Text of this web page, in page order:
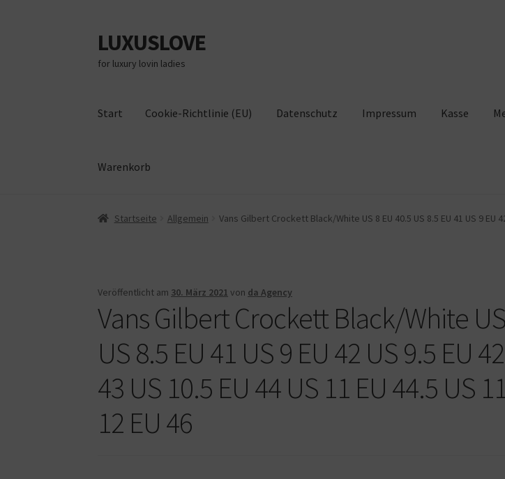
Zur
Navigation
springen
Zum
Inhalt
springen
LUXUSLOVE
for luxury lovin ladies
Start Cookie-Richtlinie (EU) Datenschutz Impressum Kasse
Warenkorb
Start Cookie-Richtlinie (EU) Datenschutz ImpressumKasse Mein Konto Shop
Startseite Allgemein Vans Gilbert Crockett Black/White US 8 EU 40.5 US 8.5 EU 41 US 9 EU
Veröffentlicht am 30. März 2021 von da Agency
Vans Gilbert Crockett Black/White
US 8.5 EU 41 US 9 EU 42 US 9.5 EU
43 US 10.5 EU 44 US 11 EU 44.5 US
12 EU 46